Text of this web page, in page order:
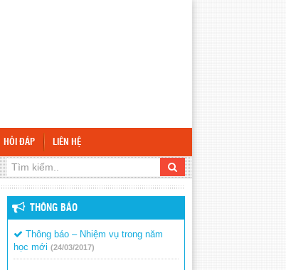
HỎI ĐÁP LIÊN HỆ
TRƯỜNG TIỂU HỌC VĨNH BÌNH BẮC 2
THÔNG BÁO
Thông báo – Nhiệm vụ trong năm
học mới (24/03/2017)